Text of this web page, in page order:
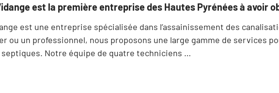
est la première entreprise des Hautes Pyrénées à avoir
est une entreprise spécialisée dans l’assainissement des
ou un professionnel, nous proposons une large gamme de services
Notre équipe de quatre techniciens …